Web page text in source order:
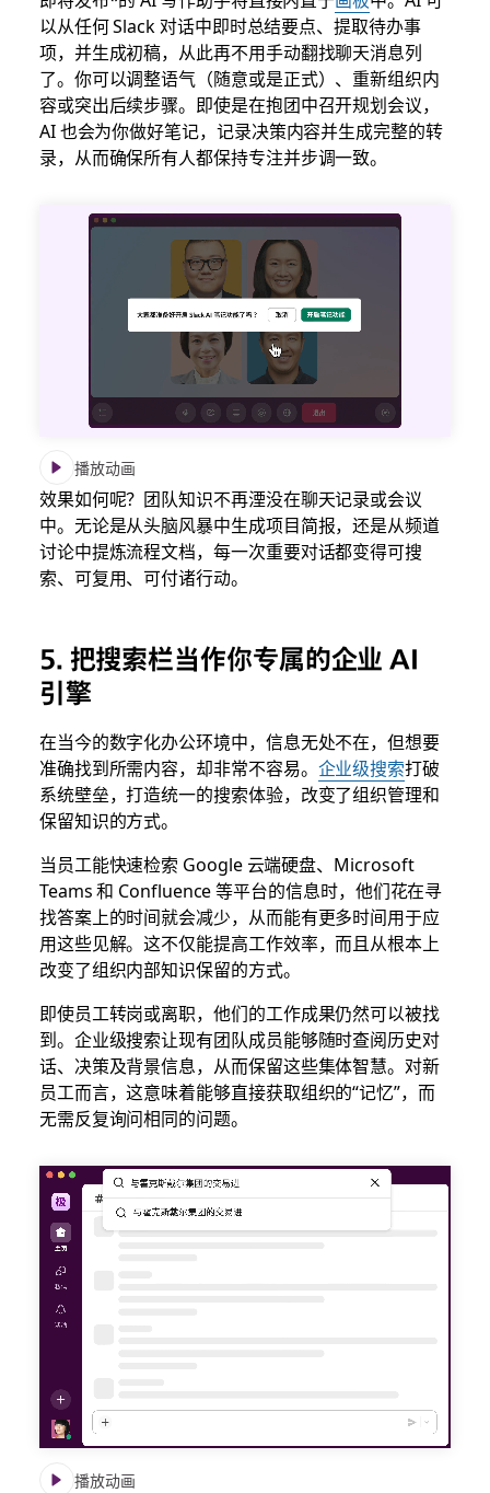
以从任何 Slack 对话中即时总结要点、提取待办事
项，并生成初稿，从此再不用手动翻找聊天消息列
了。你可以调整语气（随意或是正式）、重新组织内
容或突出后续步骤。即使是在抱团中召开规划会议，
AI 也会为你做好笔记，记录决策内容并生成完整的转
录，从而确保所有人都保持专注并步调一致。
播放动画
效果如何呢？团队知识不再湮没在聊天记录或会议
中。无论是从头脑风暴中生成项目简报，还是从频道
讨论中提炼流程文档，每一次重要对话都变得可搜
索、可复用、可付诸行动。
5. 把搜索栏当作你专属的企业 AI
引擎
在当今的数字化办公环境中，信息无处不在，但想要
准确找到所需内容，却非常不容易。 企业级搜索打破
系统壁垒，打造统一的搜索体验，改变了组织管理和
保留知识的方式。
当员工能快速检索 Google 云端硬盘、Microsoft
Teams 和 Confluence 等平台的信息时，他们花在寻
找答案上的时间就会减少，从而能有更多时间用于应
用这些见解。这不仅能提高工作效率，而且从根本上
改变了组织内部知识保留的方式。
即使员工转岗或离职，他们的工作成果仍然可以被找
到。企业级搜索让现有团队成员能够随时查阅历史对
话、决策及背景信息，从而保留这些集体智慧。对新
员工而言，这意味着能够直接获取组织的“记忆”，而
无需反复询问相同的问题。
播放动画